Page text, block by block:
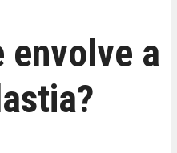
envolve a